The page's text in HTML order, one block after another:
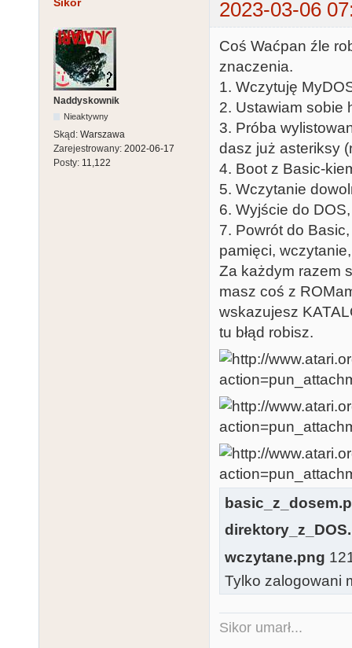
Sikor 2023-03-06
Naddyskownik
Nieaktywny
Skąd: Warszawa
Zarejestrowany: 2002-06-17
Posty: 11,122
Coś Waćpan źle
znaczenia.
1. Wczytuję
2. Ustawiam sobie
3. Próba
dasz już asteriksy
4. Boot z Basic-
5. Wczytanie
6. Wyjście do
7. Powrót do
pamięci,
Za każdym razem
masz coś z
wskazujesz
tu błąd robisz.
wczytane.png
Tylko zalogowani
Sikor umarł...